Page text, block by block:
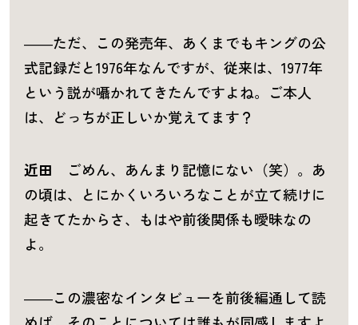
――ただ、この発売年、あくまでもキングの公
式記録だと1976年なんですが、従来は、1977年
という説が囁かれてきたんですよね。ご本人
は、どっちが正しいか覚えてます？
近田 ごめん、あんまり記憶にない（笑）。あ
の頃は、とにかくいろいろなことが立て続けに
起きてたからさ、もはや前後関係も曖昧なの
よ。
――この濃密なインタビューを前後編通して読